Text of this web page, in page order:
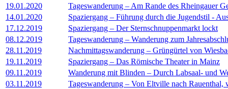
19.01.2020
Tageswanderung – Am Rande des Rheingauer
14.01.2020
Spaziergang – Führung durch die Jugendstil -
17.12.2019
Spaziergang – Der Sternschnuppenmarkt lockt
08.12.2019
Tageswanderung – Wanderung zum
28.11.2019
Nachmittagswanderung – Grüngürtel von
19.11.2019
Spaziergang – Das Römische Theater in Mainz
09.11.2019
Wanderung mit Blinden – Durch Labsaal- und
03.11.2019
Tageswanderung – Von Eltville nach